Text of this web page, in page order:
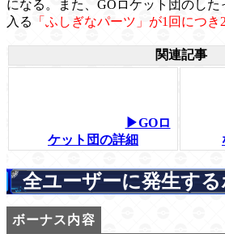
になる。また、GOロケット団のした
入る
「ふしぎなパーツ」が1回につき
関連記事
▶GOロ
ケット団の詳細
全ユーザーに発生す